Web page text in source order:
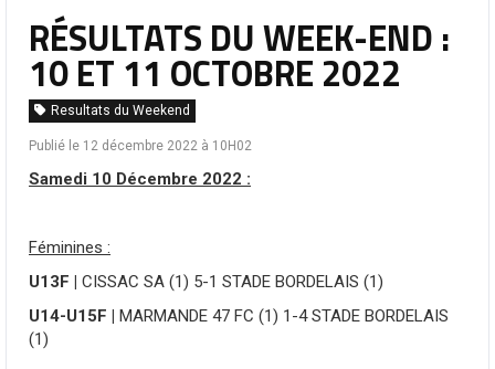
RÉSULTATS DU WEEK-END :
10 ET 11 OCTOBRE 2022
Resultats du Weekend
Publié le 12 décembre 2022 à 10H02
Samedi 10 Décembre 2022 :
Féminines :
U13F | CISSAC SA (1) 5-1 STADE BORDELAIS (1)
U14-U15F | MARMANDE 47 FC (1) 1-4 STADE BORDELAIS
(1)